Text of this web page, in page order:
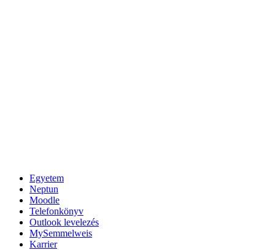
Egyetem
Neptun
Moodle
Telefonkönyv
Outlook levelezés
MySemmelweis
Karrier